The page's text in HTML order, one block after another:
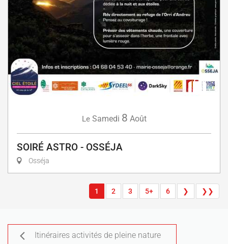
Le Samedi 8 Août
SOIRÉ ASTRO - OSSÉJA
Osséja
1 2 3 5+ 6 ❯ ❯❯
Itinéraires activités de pleine nature